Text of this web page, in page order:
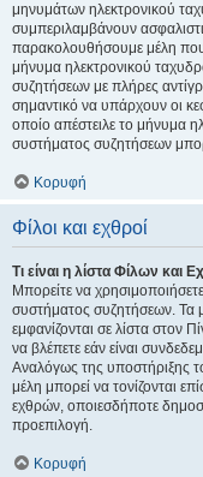
μηνυμάτων ηλεκτρονικού
συμπεριλαμβάνουν
παρακολουθήσουμε μέλη που
μήνυμα ηλεκτρονικού
συζητήσεων με πλήρες
σημαντικό να υπάρχουν οι
οποίο απέστειλε το μήνυμα
συστήματος συζητήσεων
Κορυφή
Φίλοι και εχθροί
Τι είναι η λίστα Φίλων και
Μπορείτε να
συστήματος συζητήσεων. Τα
εμφανίζονται σε λίστα στον
να βλέπετε εάν είναι
Αναλόγως της υποστήριξης
μέλη μπορεί να τονίζονται
εχθρών, οποιεσδήποτε
προεπιλογή.
Κορυφή